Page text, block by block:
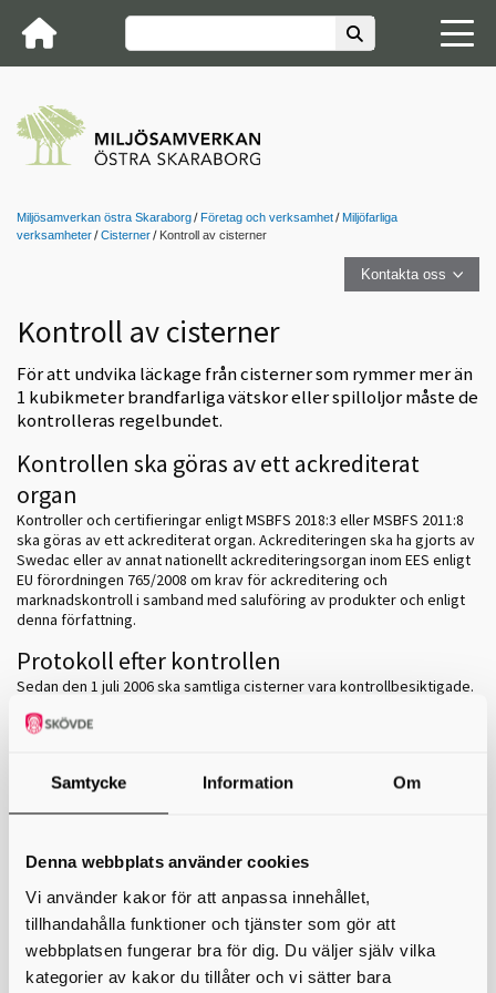
Samtycke Information Om
Denna webbplats använder cookies
Vi använder kakor för att anpassa innehållet,
tillhandahålla funktioner och tjänster som gör att
webbplatsen fungerar bra för dig. Du väljer själv vilka
kategorier av kakor du tillåter och vi sätter bara
Miljösamverkan östra Skaraborg Företag och verksamhet
Miljöfarliga
verksamheter
Cisterner Kontroll av cisterner
Kontakta oss
Kontroll av cisterner
För att undvika läckage från cisterner som rymmer mer än
1 kubikmeter brandfarliga vätskor eller spilloljor måste de
kontrolleras regelbundet.
Kontrollen ska göras av ett ackrediterat
organ
Kontroller och certifieringar enligt MSBFS 2018:3 eller MSBFS 2011:8
ska göras av ett ackrediterat organ. Ackrediteringen ska ha gjorts av
Swedac eller av annat nationellt ackrediteringsorgan inom EES enligt
EU förordningen 765/2008 om krav för ackreditering och
marknadskontroll i samband med saluföring av produkter och enligt
denna författning.
Protokoll efter kontrollen
Sedan den 1 juli 2006 ska samtliga cisterner vara kontrollbesiktigade.
eventuell cistern antingen är avställd eller att det finns ett aktuellt
Fastighetsägaren eller den som sköter fastigheten ska
Miljösamverkan, försäkringsbolag eller oljebolag frågar efter det.
En kopia av utförda kontroller, även periodiska kontroller, som gjorts
enligt föreskrifter från Myndigheten för civilt försvar, ska skickas till
oss.
Nyinstallation
Vid nyinstallation av en cistern ska vi informeras senast fyra veckor
innan installationen. Tillverkningsintyget följer med cisternen vid